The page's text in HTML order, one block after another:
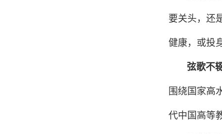
要关头，还
健康，或投
弦歌不
围绕国家高
代中国高等